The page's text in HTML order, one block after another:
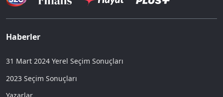
Haberler
31 Mart 2024 Yerel Seçim Sonuçları
2023 Seçim Sonuçları